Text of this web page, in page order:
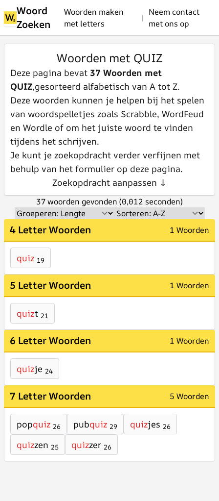
Woord
Zoeken
Woorden maken
met letters
|
Neem contact
met ons op
Woorden met QUIZ
Deze pagina bevat 37 Woorden met
QUIZ,gesorteerd alfabetisch van A tot Z.
Deze woorden kunnen je helpen bij het spelen
van woordspelletjes zoals Scrabble, WordFeud
en Wordle of om het juiste woord te vinden
tijdens het schrijven.
Je kunt je zoekopdracht verder verfijnen met
behulp van het formulier op deze pagina.
Zoekopdracht aanpassen ↓
37 woorden gevonden (0,012 seconden)
4 Letter Woorden 1 Woorden
quiz 19
5 Letter Woorden 1 Woorden
quizt 21
6 Letter Woorden 1 Woorden
quizje 24
7 Letter Woorden 5 Woorden
popquiz 26 pubquiz 29 quizjes 26
quizzen 25 quizzer 26